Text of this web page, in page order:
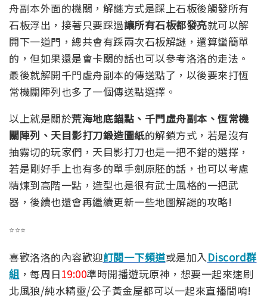
舟副本外面的機關，解謎方式是踩上石板後觸發所有
石板浮出，接著只要踩過讓所有石板都發亮就可以解
開下一道門，總共會有踩兩次石板解謎，還算蠻簡單
的，但如果還是會卡關的話也可以參考洛洛的走法。
最後就解開千門虛舟副本的傳送點了，以後要來打恆
常機關陣列也多了一個傳送點選擇。
以上就是關於荒海地底錨點、千門虛舟副本、恆常機
關陣列、天目影打刀鍛造圖紙的解鎖方式，若是沒有
抽霧切的玩家們，天目影打刀也是一把不錯的選擇，
若是剛好手上也有多的單手劍原胚的話，也可以考慮
精煉到高階一點，造型也是很有武士風格的一把武
器，後續也還會再繼續更新一些地圖解謎的攻略!
⭐⭐⭐
喜歡洛洛的內容歡迎訂閱一下頻道或是加入Discord群
組，每周日19:00準時開播遊玩原神，想要一起來速刷
北風狼/純水精靈/公子黃金屋都可以一起來直播間唷!